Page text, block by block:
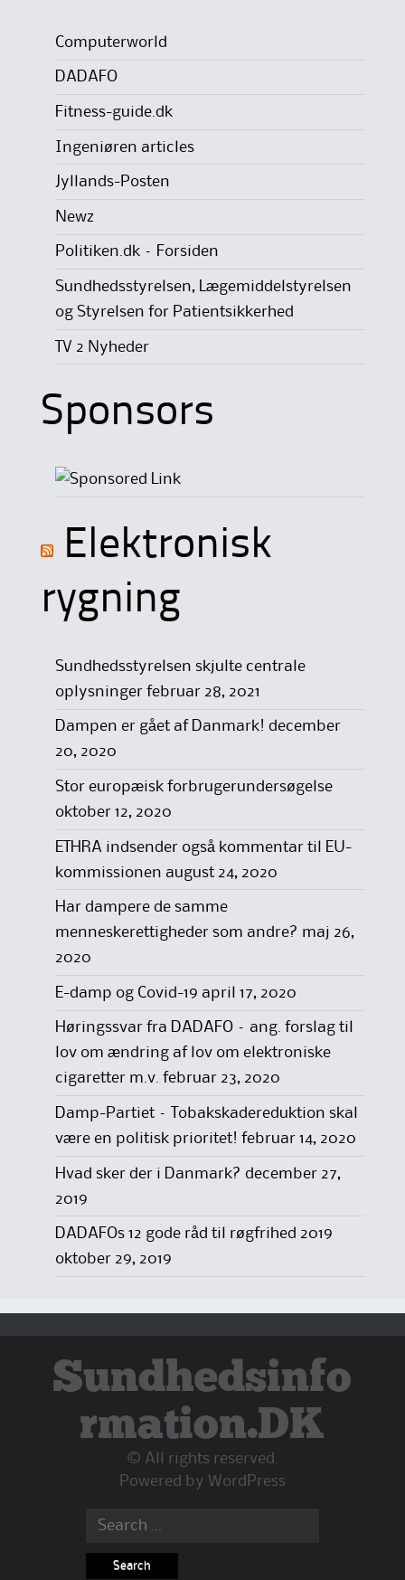
Computerworld
DADAFO
Fitness-guide.dk
Ingeniøren articles
Jyllands-Posten
Newz
Politiken.dk – Forsiden
Sundhedsstyrelsen, Lægemiddelstyrelsen
og Styrelsen for Patientsikkerhed
TV 2 Nyheder
Sponsors
Elektronisk
rygning
Sundhedsstyrelsen skjulte centrale
oplysninger februar 28, 2021
Dampen er gået af Danmark! december
20, 2020
Stor europæisk forbrugerundersøgelse
oktober 12, 2020
ETHRA indsender også kommentar til EU-
kommissionen august 24, 2020
Har dampere de samme
menneskerettigheder som andre? maj 26,
2020
E-damp og Covid-19 april 17, 2020
Høringssvar fra DADAFO – ang. forslag til
lov om ændring af lov om elektroniske
cigaretter m.v. februar 23, 2020
Damp-Partiet – Tobakskadereduktion skal
være en politisk prioritet! februar 14, 2020
Hvad sker der i Danmark? december 27,
2019
DADAFOs 12 gode råd til røgfrihed 2019
oktober 29, 2019
Sundhedsinfo
rmation.DK
© All rights reserved.
Powered by WordPress
Search